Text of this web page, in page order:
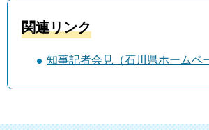
関連リンク
知事記者会見（石川県ホームペ